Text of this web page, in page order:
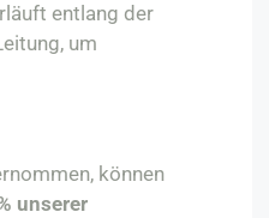
entlang der
um
können
unserer